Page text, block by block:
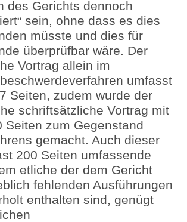
des Gerichts dennoch
sein, ohne dass es dies
müsste und dies für
überprüfbar wäre. Der
Vortrag allein im
umfasst
Seiten, zudem wurde der
schriftsätzliche Vortrag mit
Seiten zum Gegenstand
gemacht. Auch dieser
200 Seiten umfassende
etliche der dem Gericht
fehlenden Ausführungen
enthalten sind, genügt